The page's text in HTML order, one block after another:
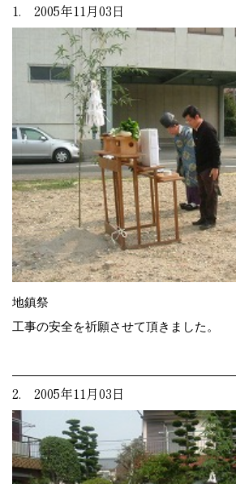
1. 2005年11月03日
地鎮祭
工事の安全を祈願させて頂きました。
2. 2005年11月03日